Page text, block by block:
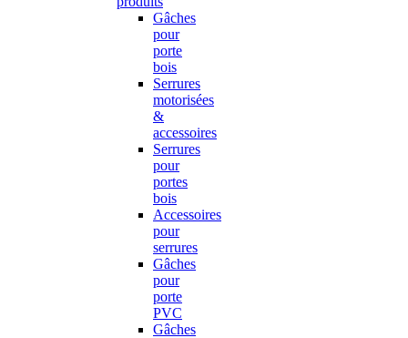
Gâches
pour
porte
bois
Serrures
motorisées
&
accessoires
Serrures
pour
portes
bois
Accessoires
pour
serrures
Gâches
pour
porte
PVC
Gâches